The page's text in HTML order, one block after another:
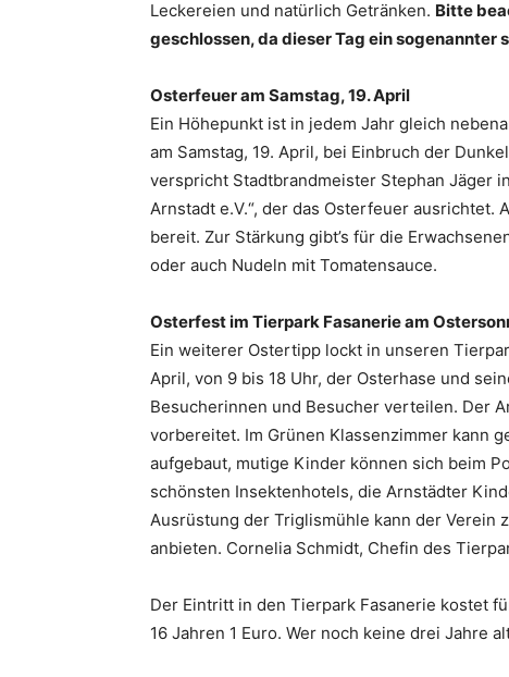
Leckereien und natürlich Getränken. Bitte
geschlossen, da dieser Tag ein sogenannter
Osterfeuer am Samstag, 19.April
Ein Höhepunkt ist in jedem Jahr gleich
am Samstag, 19. April, bei Einbruch der
verspricht Stadtbrandmeister Stephan Jäger
Arnstadt e.V.“, der das Osterfeuer ausrichtet.
bereit. Zur Stärkung gibt’s für die
oder auch Nudeln mit Tomatensauce.
Osterfest im Tierpark Fasanerie am
Ein weiterer Ostertipp lockt in unseren
April, von 9 bis 18 Uhr, der Osterhase und
Besucherinnen und Besucher verteilen. Der
vorbereitet. Im Grünen Klassenzimmer kann
aufgebaut, mutige Kinder können sich beim
schönsten Insektenhotels, die Arnstädter
Ausrüstung der Triglismühle kann der Verein
anbieten. Cornelia Schmidt, Chefin des
Der Eintritt in den Tierpark Fasanerie kostet
16 Jahren 1 Euro. Wer noch keine drei Jahre